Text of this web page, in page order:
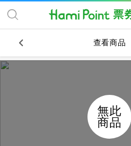
查看商品
無此
商品